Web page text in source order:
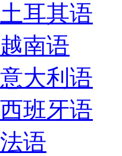
耳其语
南语
大利语
班牙语
语